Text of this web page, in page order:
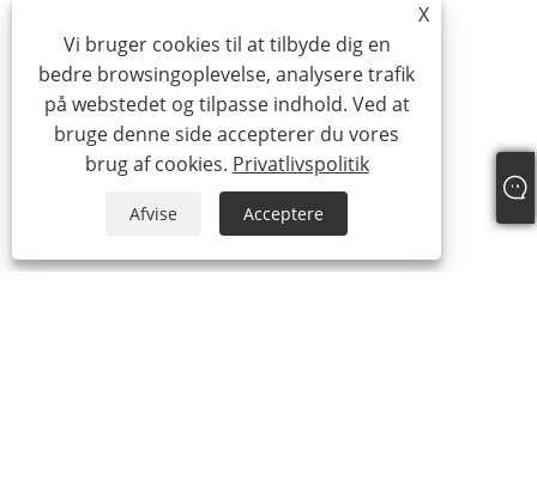
X
Vi bruger cookies til at tilbyde dig en
bedre browsingoplevelse, analysere trafik
på webstedet og tilpasse indhold. Ved at
bruge denne side accepterer du vores
brug af cookies. Privatlivspolitik
Afvise Acceptere